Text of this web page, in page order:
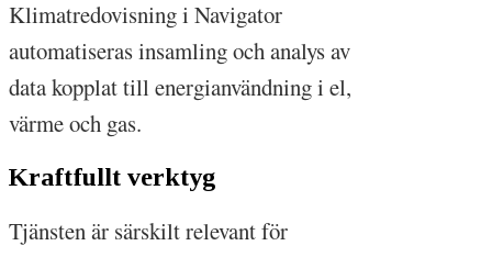
Klimatredovisning i Navigator
automatiseras insamling och analys av
data kopplat till energianvändning i el,
värme och gas.
Kraftfullt verktyg
Tjänsten är särskilt relevant för